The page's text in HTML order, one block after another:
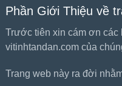
Phần Giới Thiệu về
Trước tiên xin cám ơn các
vitinhtandan.com của
Trang web này ra đời